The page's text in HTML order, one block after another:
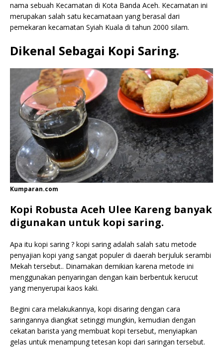
nama sebuah Kecamatan di Kota Banda Aceh. Kecamatan ini
merupakan salah satu kecamataan yang berasal dari
pemekaran kecamatan Syiah Kuala di tahun 2000 silam.
Dikenal Sebagai Kopi Saring.
Kumparan.com
Kopi Robusta Aceh Ulee Kareng banyak
digunakan untuk kopi saring.
Apa itu kopi saring ? kopi saring adalah salah satu metode
penyajian kopi yang sangat populer di daerah berjuluk serambi
Mekah tersebut.. Dinamakan demikian karena metode ini
menggunakan penyaringan dengan kain berbentuk kerucut
yang menyerupai kaos kaki.
Begini cara melakukannya, kopi disaring dengan cara
saringannya diangkat setinggi mungkin, kemudian dengan
cekatan barista yang membuat kopi tersebut, menyiapkan
gelas untuk menampung tetesan kopi dari saringan tersebut.